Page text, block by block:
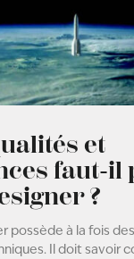
et
faut-il
?
possède à la fois
Il doit savoir